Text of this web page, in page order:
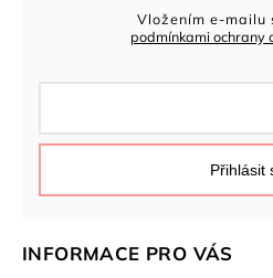
INFORMACE PRO VÁS
Vložením e-mailu
podmínkami ochrany
Přihlásit